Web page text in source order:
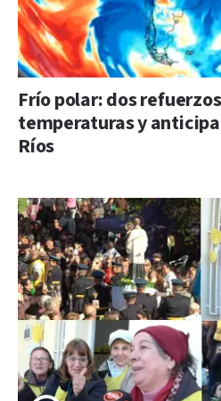
Frío polar: dos
temperaturas y
Ríos